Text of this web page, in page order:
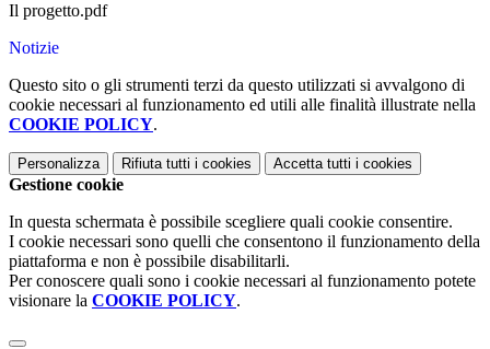
Il progetto.pdf
Notizie
Questo sito o gli strumenti terzi da questo utilizzati si avvalgono di
cookie necessari al funzionamento ed utili alle finalità illustrate nella
COOKIE POLICY.
Personalizza Rifiuta tutti i cookies Accetta tutti i cookies
Gestione cookie
In questa schermata è possibile scegliere quali cookie consentire.
I cookie necessari sono quelli che consentono il funzionamento della
piattaforma e non è possibile disabilitarli.
Per conoscere quali sono i cookie necessari al funzionamento potete
visionare la COOKIE POLICY.